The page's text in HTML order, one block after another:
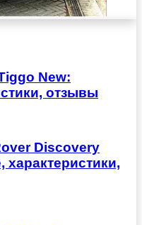
New:
отзывы
Discovery
характеристики,